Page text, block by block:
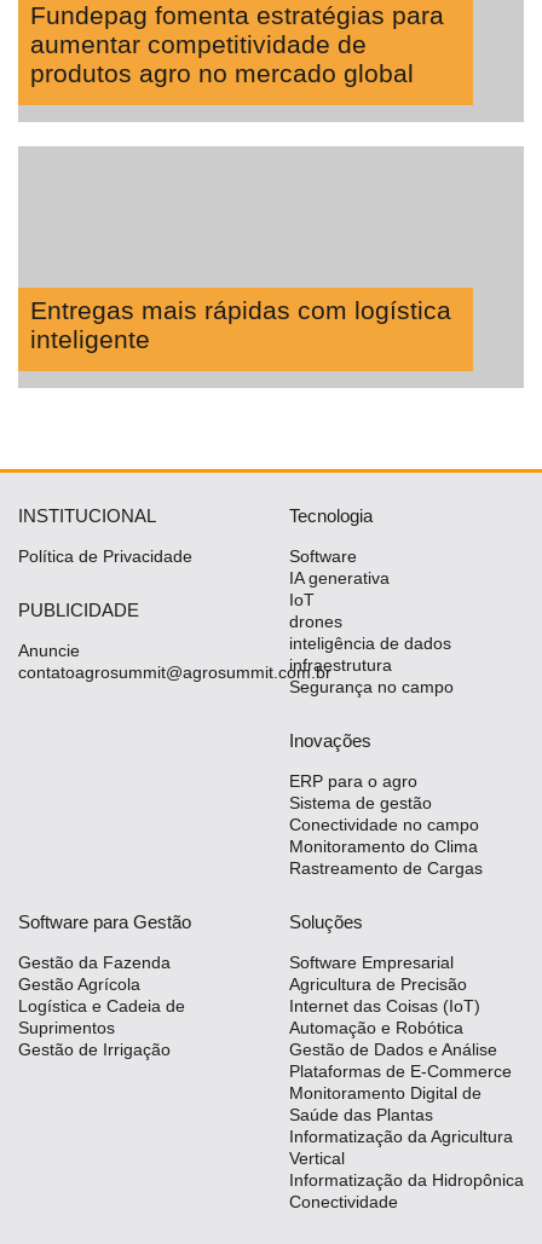
Fundepag fomenta estratégias para
aumentar competitividade de
produtos agro no mercado global
Entregas mais rápidas com logística
inteligente
INSTITUCIONAL
Política de Privacidade
PUBLICIDADE
Anuncie
contatoagrosummit@agrosummit.com.br
Tecnologia
Software
IA generativa
IoT
drones
inteligência de dados
infraestrutura
Segurança no campo
Inovações
ERP para o agro
Sistema de gestão
Conectividade no campo
Monitoramento do Clima
Rastreamento de Cargas
Software para Gestão
Gestão da Fazenda
Gestão Agrícola
Logística e Cadeia de
Suprimentos
Gestão de Irrigação
Soluções
Software Empresarial
Agricultura de Precisão
Internet das Coisas (IoT)
Automação e Robótica
Gestão de Dados e Análise
Plataformas de E-Commerce
Monitoramento Digital de
Saúde das Plantas
Informatização da Agricultura
Vertical
Informatização da Hidropônica
Conectividade